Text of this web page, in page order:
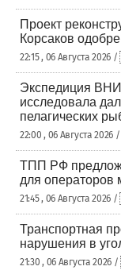
Проект
Корсаков
22:15 , 06 Августа 2026 /
Экспедиция
исследовала
пелагических
22:00 , 06 Августа 2026
ТПП РФ
для операторов
21:45 , 06 Августа 2026 /
Транспортная
нарушения в
21:30 , 06 Августа 2026 /